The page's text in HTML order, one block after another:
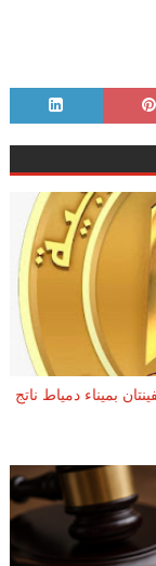
بميناء دمياط ناتج